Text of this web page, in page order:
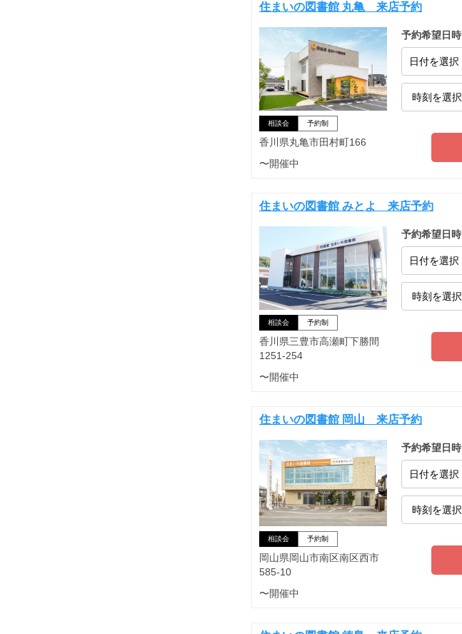
住まいの図書館 丸亀 来店予約
相談会 予約制
香川県丸亀市田村町166
〜開催中
予約希望日時
日付を選択
住まいの図書館 みとよ 来店予約
相談会 予約制
香川県三豊市高瀬町下勝間
1251-254
〜開催中
予約希望日時
日付を選択
住まいの図書館 岡山 来店予約
相談会 予約制
岡山県岡山市南区南区西市
585-10
〜開催中
予約希望日時
日付を選択